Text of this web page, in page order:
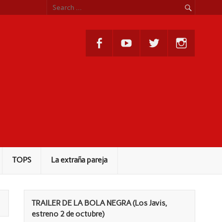
TOPS La extraña pareja
TRAILER DE LA BOLA NEGRA (Los Javis,
estreno 2 de octubre)